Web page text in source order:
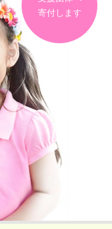
寄付します